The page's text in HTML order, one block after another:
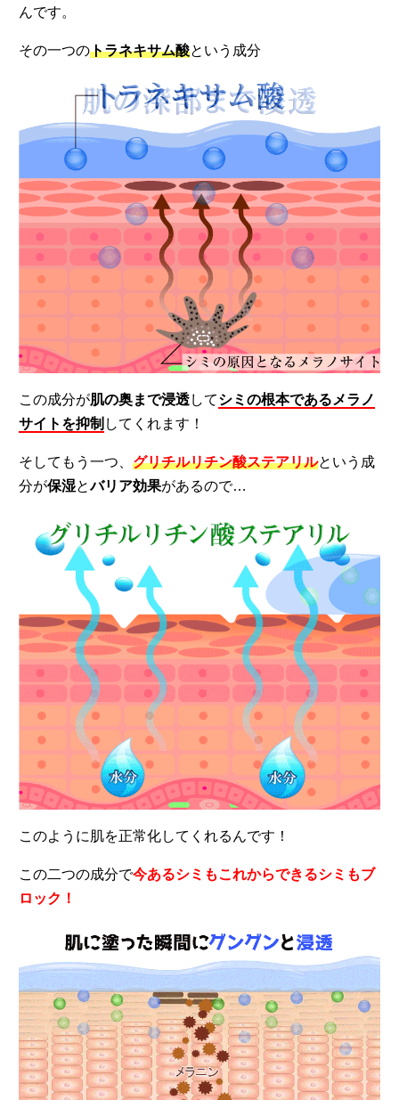
んです。
その一つのトラネキサム酸という成分
この成分が肌の奥まで浸透してシミの根本であるメラノ
サイトを抑制 してくれます！
そしてもう一つ、 グリチルリチン酸ステアリルという成
分が保湿とバリア効果があるので…
このように肌を正常化してくれるんです！
この二つの成分で今あるシミもこれからできるシミもブ
ロック！